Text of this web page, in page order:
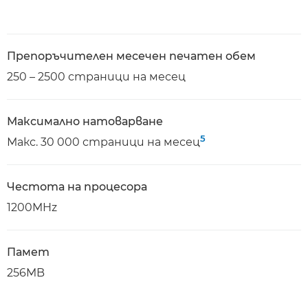
Препоръчителен месечен печатен обем
250 – 2500 страници на месец
Максимално натоварване
Макс. 30 000 страници на месец5
Честота на процесора
1200MHz
Памет
256MB